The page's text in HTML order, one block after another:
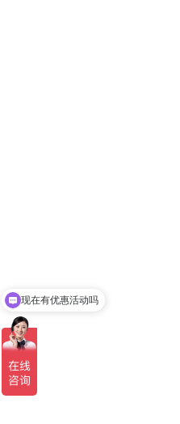
现在有优惠活动吗